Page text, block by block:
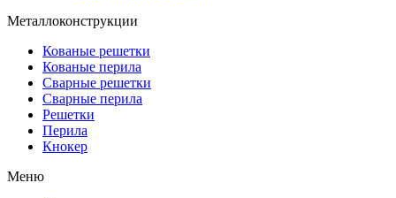
Металлоконструкции
Кованые решетки
Кованые перила
Сварные решетки
Сварные перила
Решетки
Перила
Кнокер
Меню